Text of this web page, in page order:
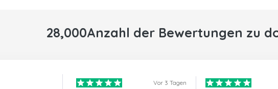
28,000Anzahl der Bewertungen zu
Vor 3 Tagen